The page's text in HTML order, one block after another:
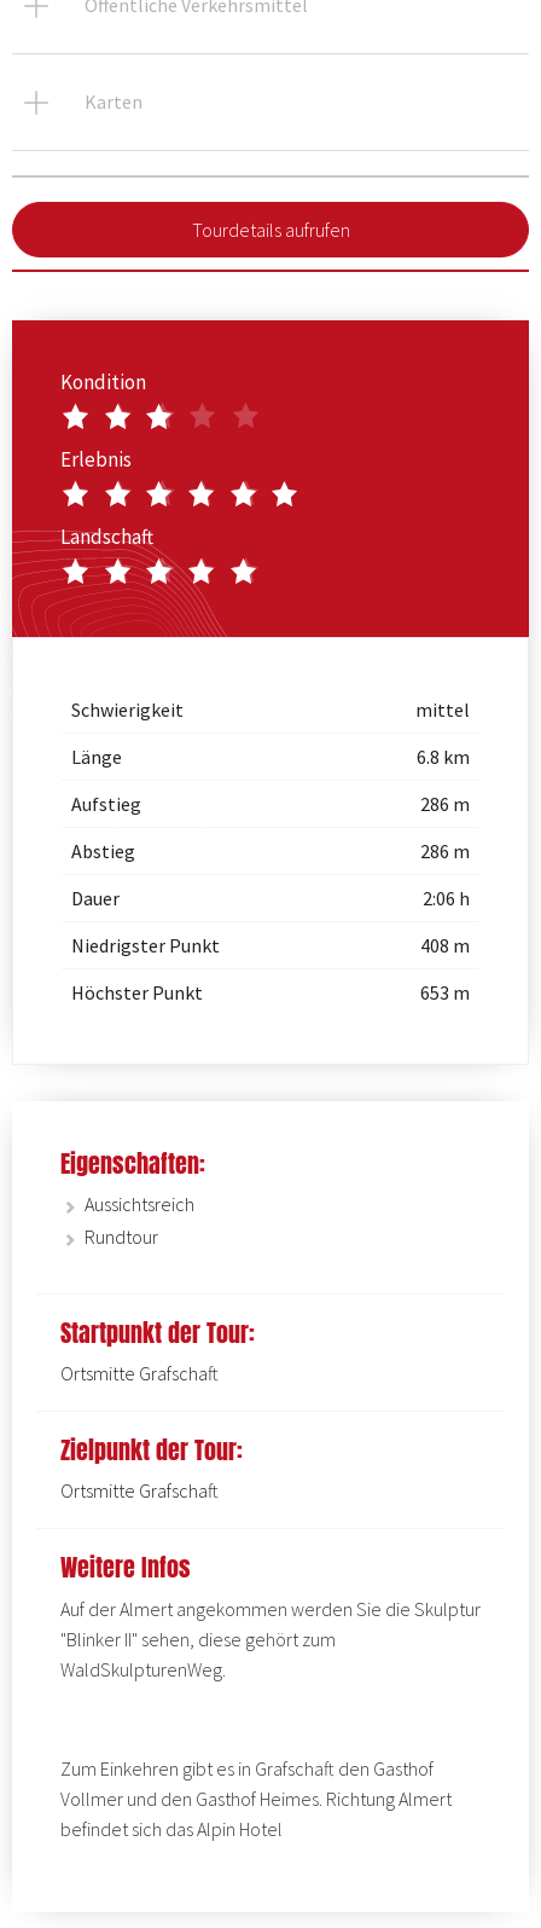
Öffentliche Verkehrsmittel
Karten
Tourdetails aufrufen
Kondition
Erlebnis
Landschaft
Schwierigkeit
mittel
Länge
6.8 km
Aufstieg
286 m
Abstieg
286 m
Dauer
2:06 h
Niedrigster Punkt
408 m
Höchster Punkt
653 m
Eigenschaften:
Aussichtsreich
Rundtour
Startpunkt der Tour:
Ortsmitte Grafschaft
Zielpunkt der Tour:
Ortsmitte Grafschaft
Weitere Infos
Auf der Almert angekommen werden Sie die Skulptur
"Blinker II" sehen, diese gehört zum
WaldSkulpturenWeg.
Zum Einkehren gibt es in Grafschaft den Gasthof
Vollmer und den Gasthof Heimes. Richtung Almert
befindet sich dasAlpin Hotel